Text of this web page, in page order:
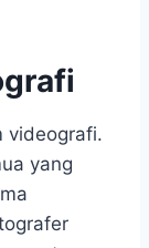
videografi.
yang